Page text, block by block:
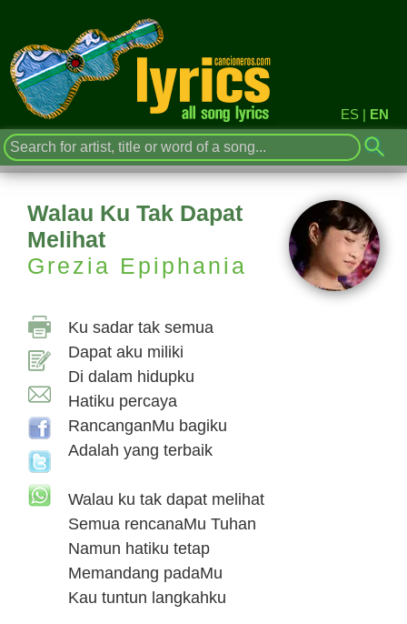
ES | EN
Walau Ku Tak Dapat
Melihat
Grezia Epiphania
Ku sadar tak semua
Dapat aku miliki
Di dalam hidupku
Hatiku percaya
RancanganMu bagiku
Adalah yang terbaik
Walau ku tak dapat melihat
Semua rencanaMu Tuhan
Namun hatiku tetap
Memandang padaMu
Kau tuntun langkahku